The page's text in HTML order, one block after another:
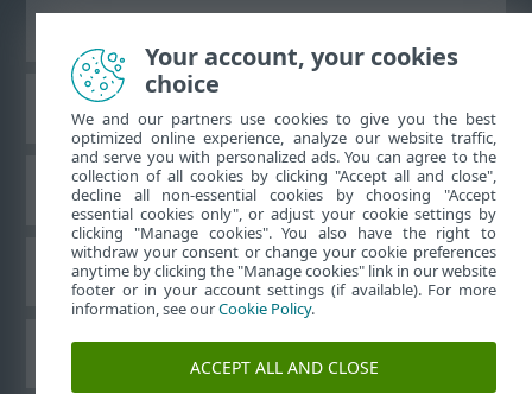
ESET teadmistebaas
ESET-i foorum
Piirkondlik tugi
Your account, your cookies
choice
We and our partners use cookies to give you the best
optimized online experience, analyze our website traffic,
and serve you with personalized ads. You can agree to the
collection of all cookies by clicking "Accept all and close",
decline all non-essential cookies by choosing "Accept
essential cookies only", or adjust your cookie settings by
clicking "Manage cookies". You also have the right to
withdraw your consent or change your cookie preferences
anytime by clicking the "Manage cookies" link in our website
footer or in your account settings (if available). For more
information, see ourCookie Policy.
ACCEPT ALL AND CLOSE